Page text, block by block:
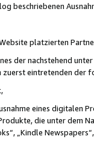
beschriebenen
platzierten
der nachstehend
eintretenden der
eines digitalen
die unter dem
„Kindle